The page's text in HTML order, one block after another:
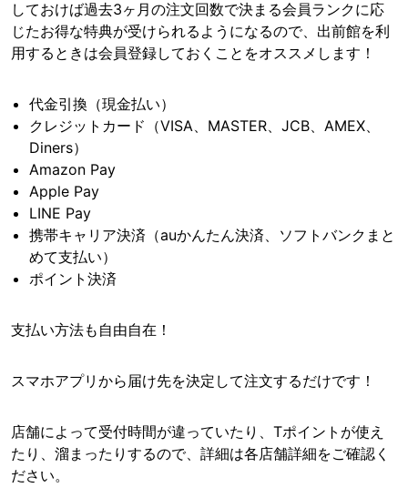
しておけば過去3ヶ月の注文回数で決まる会員ランクに応
じたお得な特典が受けられるようになるので、出前館を利
用するときは会員登録しておくことをオススメします！
代金引換（現金払い）
クレジットカード（VISA、MASTER、JCB、AMEX、
Diners）
Amazon Pay
Apple Pay
LINE Pay
携帯キャリア決済（auかんたん決済、ソフトバンクまと
めて支払い）
ポイント決済
支払い方法も自由自在！
スマホアプリから届け先を決定して注文するだけです！
店舗によって受付時間が違っていたり、Tポイントが使え
たり、溜まったりするので、詳細は各店舗詳細をご確認く
ださい。